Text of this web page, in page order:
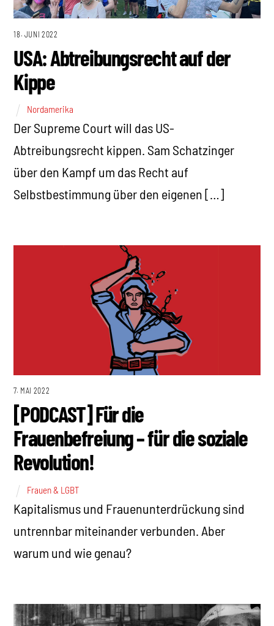
18. JUNI 2022
USA: Abtreibungsrecht auf der
Kippe
Nordamerika
Der Supreme Court will das US-
Abtreibungsrecht kippen. Sam Schatzinger
über den Kampf um das Recht auf
Selbstbestimmung über den eigenen […]
7. MAI 2022
[PODCAST] Für die
Frauenbefreiung – für die soziale
Revolution!
Frauen & LGBT
Kapitalismus und Frauenunterdrückung sind
untrennbar miteinander verbunden. Aber
warum und wie genau?